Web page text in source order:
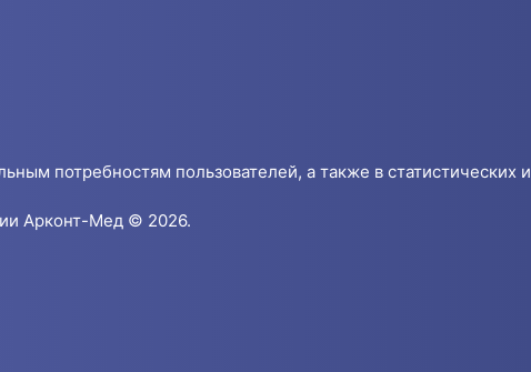
потребностям пользователей, а также в статистических и
Арконт-Мед © 2026.